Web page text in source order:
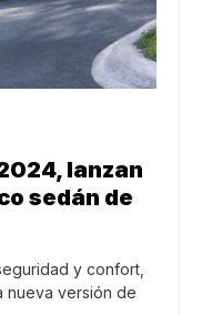
lanzan
sedán de
y confort,
nueva versión de